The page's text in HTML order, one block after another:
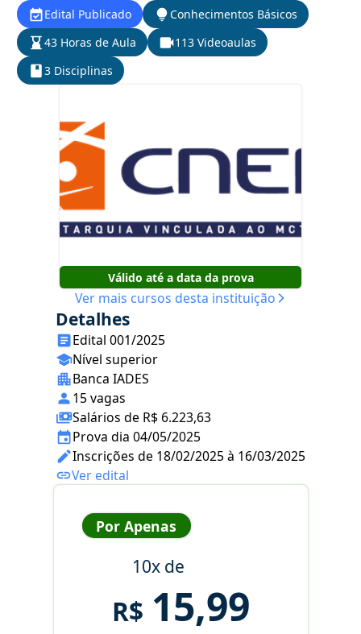
Edital Publicado
Conhecimentos Básicos
43 Horas de Aula
113 Videoaulas
3 Disciplinas
Válido até a data da prova
Ver mais cursos desta instituição
Detalhes
Edital 001/2025
Nível superior
Banca IADES
15 vagas
Salários de R$ 6.223,63
Prova dia 04/05/2025
Inscrições de 18/02/2025 à 16/03/2025
Ver edital
Por Apenas
10x de
R$ 15,99